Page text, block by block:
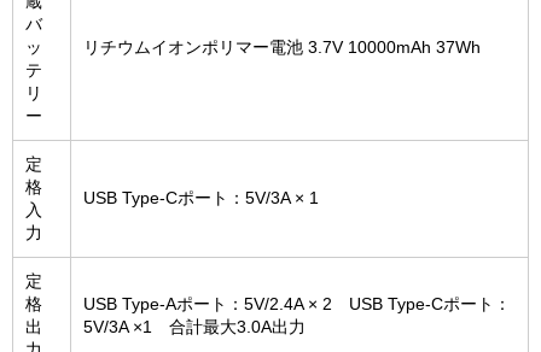
バ
ッ
テ
リ
ー
リチウムイオンポリマー電池 3.7V 10000mAh 37Wh
定
格
入
力
USB Type-Cポート：5V/3A × 1
定
格
出
USB Type-Aポート：5V/2.4A × 2 USB Type-Cポート：
5V/3A ×1 合計最大3.0A出力